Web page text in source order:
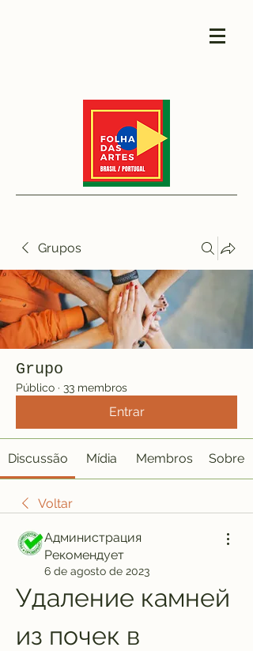
Grupos
Grupo
Público · 33 membros
Entrar
Discussão Mídia Membros Sobre
Voltar
Администрация
Рекомендует
6 de agosto de 2023
Удаление камней
из почек в